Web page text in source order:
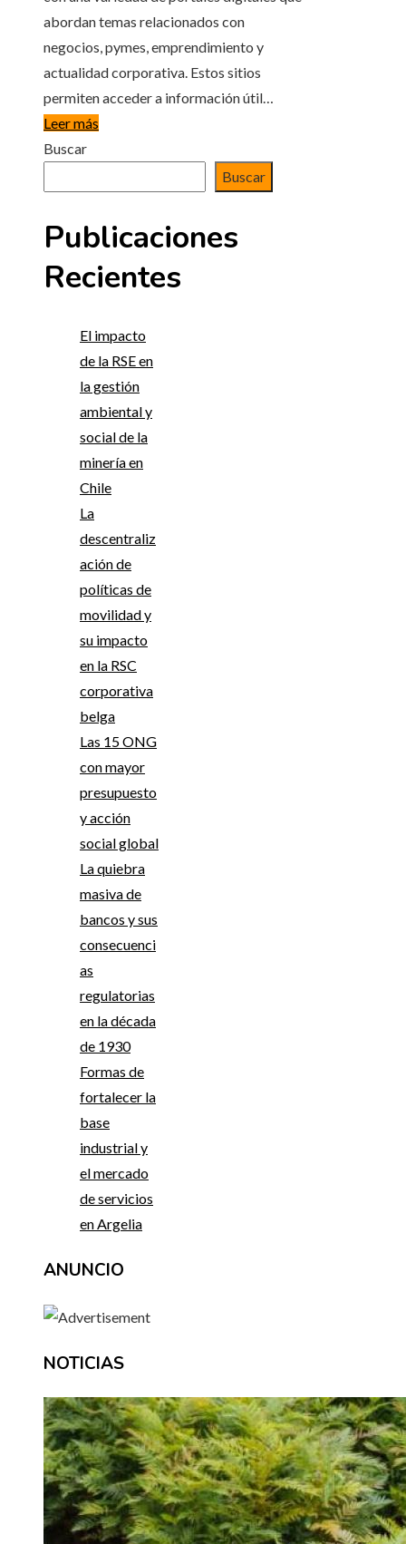
abordan temas relacionados con
negocios, pymes, emprendimiento y
actualidad corporativa. Estos sitios
permiten acceder a información útil…
Leer más
Buscar
Buscar
Publicaciones
Recientes
El impacto
de la RSE en
la gestión
ambiental y
social de la
minería en
Chile
La
descentraliz
ación de
políticas de
movilidad y
su impacto
en la RSC
corporativa
belga
Las 15 ONG
con mayor
presupuesto
y acción
social global
La quiebra
masiva de
bancos y sus
consecuenci
as
regulatorias
en la década
de 1930
Formas de
fortalecer la
base
industrial y
el mercado
de servicios
en Argelia
ANUNCIO
NOTICIAS